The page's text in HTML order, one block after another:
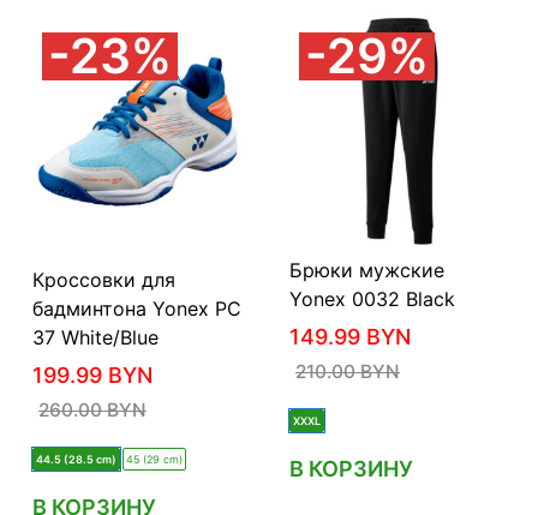
23%
Кроссовки для
бадминтона Yonex PC
37 White/Blue
199.99 BYN
260.00BYN
44.5 (28.5 cm) 45 (29 cm)
В КОРЗИНУ
29%
Брюки мужские
Yonex 0032 Black
149.99 BYN
210.00BYN
XXXL
В КОРЗИНУ